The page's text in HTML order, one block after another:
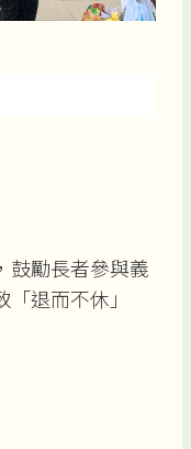
鼓勵長者參與義
退而不休」